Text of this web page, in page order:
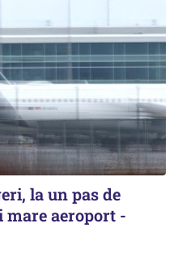
la un pas de
mare aeroport -